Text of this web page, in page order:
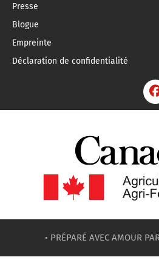
Presse
Blogue
Empreinte
Déclaration de confidentialité
• PRÉPARÉ AVEC AMOUR